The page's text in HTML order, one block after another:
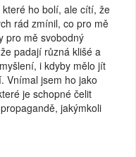
ho bolí, ale cítí, že
rád zmínil, co pro mě
pro mě svobodný
padají různá klišé a
i kdyby mělo jít
Vnímal jsem ho jako
je schopné čelit
jakýmkoli